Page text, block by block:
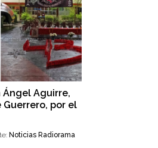
Ángel Aguirre,
por el
Noticias Radiorama